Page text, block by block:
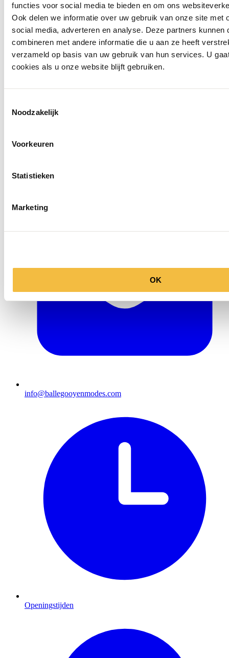
functies voor social media te bieden en om ons
Ook delen we informatie over uw gebruik van onze site met
social media, adverteren en analyse. Deze partners kunnen
combineren met andere informatie die u aan ze heeft
verzameld op basis van uw gebruik van hun services. U
cookies als u onze website blijft gebruiken.
Noodzakelijk
Voorkeuren
Statistieken
Marketing
OK
info@ballegooyenmodes.com
Openingstijden